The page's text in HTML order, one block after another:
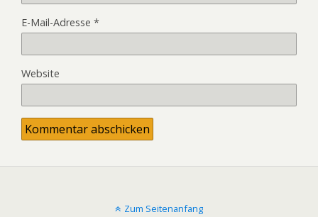
E-Mail-Adresse *
Website
Zum Seitenanfang